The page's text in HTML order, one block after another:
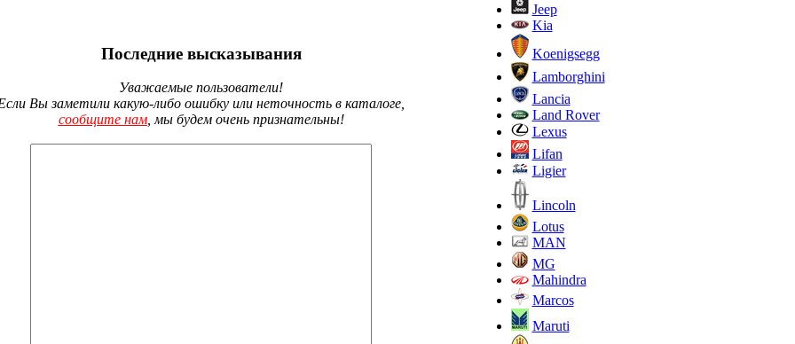
Последние высказывания
Уважаемые пользователи!
Вы заметили какую-либо ошибку или неточность в каталоге,
сообщите нам, мы будем очень признательны!
Jeep
Kia
Koenigsegg
Lamborghini
Lancia
Land Rover
Lexus
Lifan
Ligier
Lincoln
Lotus
MAN
MG
Mahindra
Marcos
Maruti